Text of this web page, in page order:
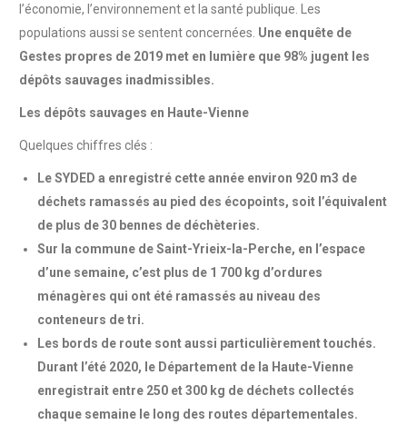
l’économie, l’environnement et la santé publique. Les
populations aussi se sentent concernées. Une enquête de
Gestes propres de 2019 met en lumière que 98% jugent les
dépôts sauvages inadmissibles.
Les dépôts sauvages en Haute-Vienne
Quelques chiffres clés :
Le SYDED a enregistré cette année environ 920 m3 de
déchets ramassés au pied des écopoints, soit l’équivalent
de plus de 30 bennes de déchèteries.
Sur la commune de Saint-Yrieix-la-Perche, en l’espace
d’une semaine, c’est plus de 1 700 kg d’ordures
ménagères qui ont été ramassés au niveau des
conteneurs de tri.
Les bords de route sont aussi particulièrement touchés.
Durant l’été 2020, le Département de la Haute-Vienne
enregistrait entre 250 et 300 kg de déchets collectés
chaque semaine le long des routes départementales.